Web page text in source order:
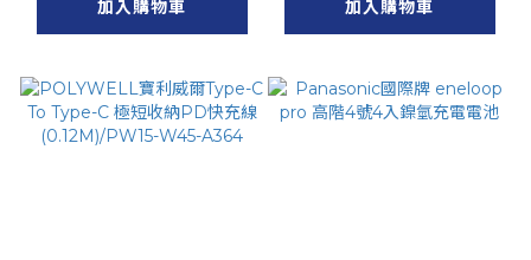
加入購物車 加入購物車